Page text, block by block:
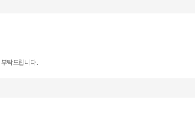
탁드립니다.